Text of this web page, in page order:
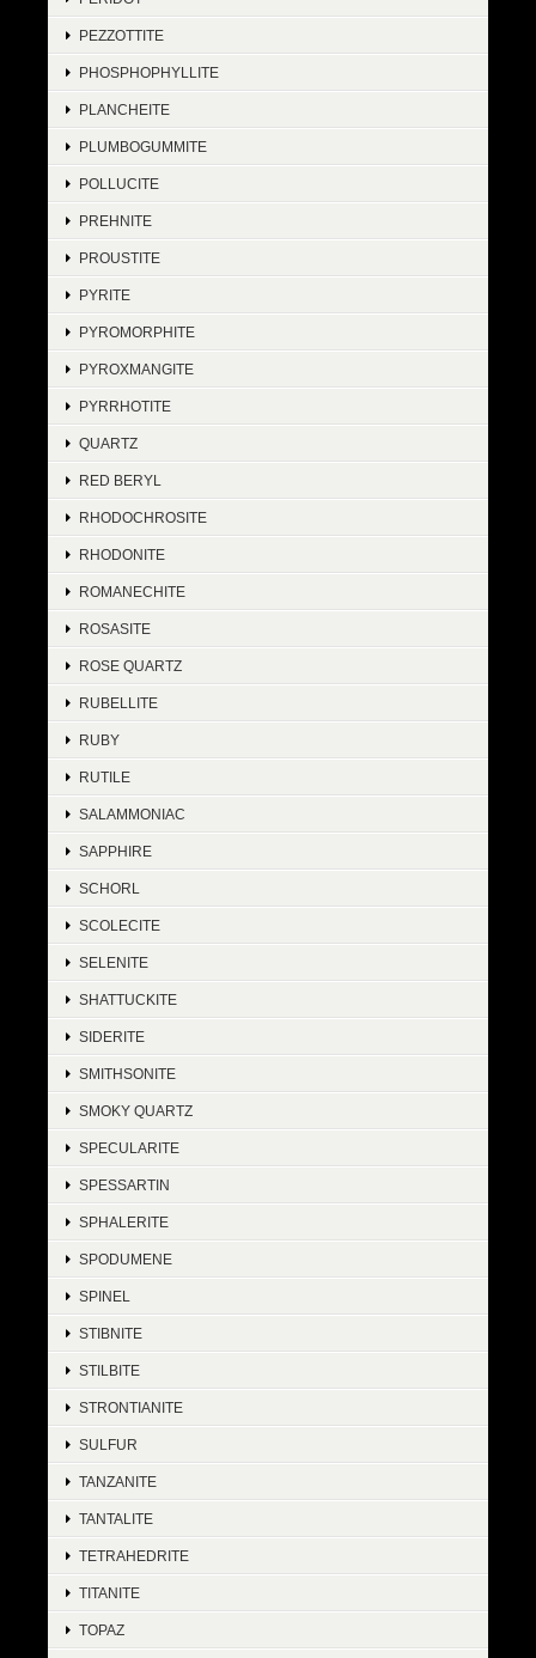
PEZZOTTITE
PHOSPHOPHYLLITE
PLANCHEITE
PLUMBOGUMMITE
POLLUCITE
PREHNITE
PROUSTITE
PYRITE
PYROMORPHITE
PYROXMANGITE
PYRRHOTITE
QUARTZ
RED BERYL
RHODOCHROSITE
RHODONITE
ROMANECHITE
ROSASITE
ROSE QUARTZ
RUBELLITE
RUBY
RUTILE
SALAMMONIAC
SAPPHIRE
SCHORL
SCOLECITE
SELENITE
SHATTUCKITE
SIDERITE
SMITHSONITE
SMOKY QUARTZ
SPECULARITE
SPESSARTIN
SPHALERITE
SPODUMENE
SPINEL
STIBNITE
STILBITE
STRONTIANITE
SULFUR
TANZANITE
TANTALITE
TETRAHEDRITE
TITANITE
TOPAZ